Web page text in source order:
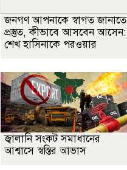
জনগণ আপনাকে স্বাগত জানাতে
প্রস্তুত, কীভাবে আসবেন আসেন:
শেখ হাসিনাকে পরওয়ার
জ্বালানি সংকট সমাধানের
আশ্বাসে স্বস্তির আভাস